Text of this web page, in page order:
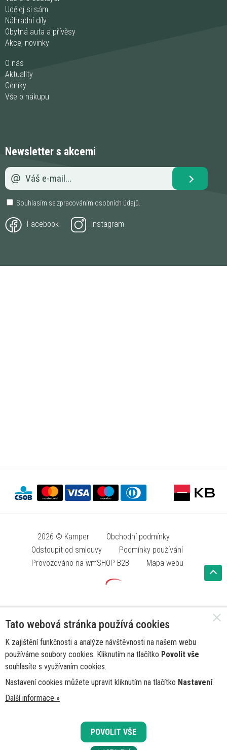
Udělej si sám
Náhradní díly
Obytná auta a přívěsy
Akce, novinky
O nás
Aktuality
Ceníky
Vše o nákupu
Newsletter s akcemi
Souhlasím se zpracováním osobních údajů.
Facebook Instagram
2026 © Kamper
Obchodní podmínky
Odstoupit od smlouvy
Podmínky používání
Provozováno na wmSHOP B2B
Mapa webu
Tato webová stránka používá cookies
K zajištění funkčnosti a analýze návštěvnosti na našem webu
používáme soubory cookies. Kliknutím na tlačítko Povolit vše
souhlasíte s využívaním cookies.
Nastavení cookies můžete upravit kliknutím na tlačítko Nastavení.
Další informace »
POVOLIT VŠE